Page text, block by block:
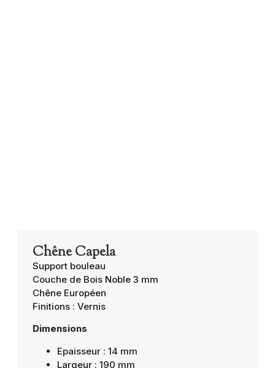
Chêne Capela
Support bouleau
Couche de Bois Noble 3 mm
Chêne Européen
Finitions : Vernis
Dimensions
Epaisseur : 14 mm
Largeur : 190 mm